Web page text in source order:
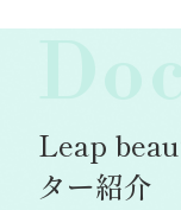
Leap
ター紹介